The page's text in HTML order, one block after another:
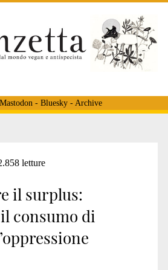
Mastodon - Bluesky- Archive
letture
il surplus:
consumo di